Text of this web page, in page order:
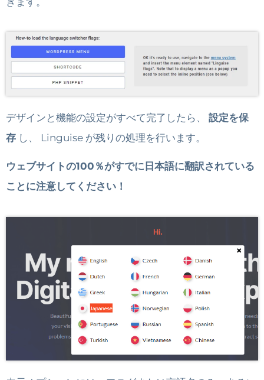
デザインと機能の設定がすべて完了したら、 設定を保
存 し、 Linguise が残りの処理を行います。
ウェブサイトの100％がすでに日本語に翻訳されている
ことに注意してください！